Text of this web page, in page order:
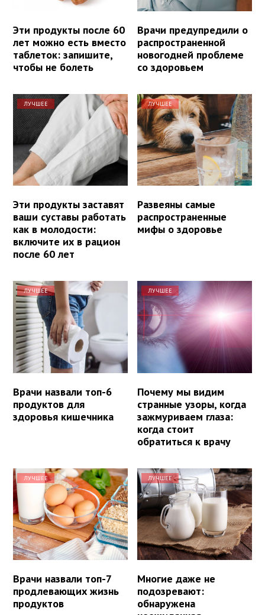
Эти продукты после 60
лет можно есть вместо
таблеток: запишите,
чтобы не болеть
Врачи предупредили о
распространенной
новогодней проблеме
со здоровьем
ЛУЧШЕЕ
Эти продукты заставят
ваши суставы работать
как в молодости:
включите их в рацион
после 60 лет
ЛУЧШЕЕ
Развеяны самые
распространенные
мифы о здоровье
ЛУЧШЕЕ
Врачи назвали топ-6
продуктов для
здоровья кишечника
ЛУЧШЕЕ
Почему мы видим
странные узоры, когда
зажмуриваем глаза:
когда стоит
обратиться к врачу
ЛУЧШЕЕ
Врачи назвали топ-7
продлевающих жизнь
продуктов
ЛУЧШЕЕ
Многие даже не
подозревают:
обнаружена